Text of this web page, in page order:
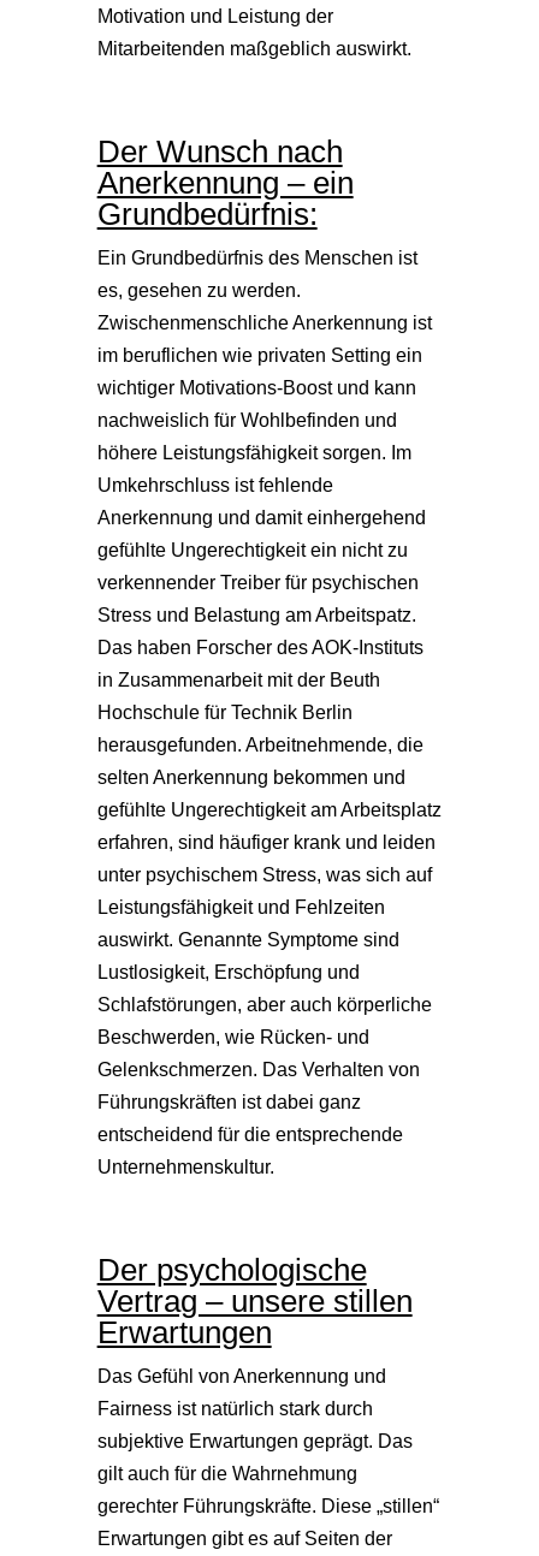
Motivation und Leistung der
Mitarbeitenden maßgeblich auswirkt.
Der Wunsch nach
Anerkennung – ein
Grundbedürfnis:
Ein Grundbedürfnis des Menschen ist
es, gesehen zu werden.
Zwischenmenschliche Anerkennung ist
im beruflichen wie privaten Setting ein
wichtiger Motivations-Boost und kann
nachweislich für Wohlbefinden und
höhere Leistungsfähigkeit sorgen. Im
Umkehrschluss ist fehlende
Anerkennung und damit einhergehend
gefühlte Ungerechtigkeit ein nicht zu
verkennender Treiber für psychischen
Stress und Belastung am Arbeitspatz.
Das haben Forscher des AOK-Instituts
in Zusammenarbeit mit der Beuth
Hochschule für Technik Berlin
herausgefunden. Arbeitnehmende, die
selten Anerkennung bekommen und
gefühlte Ungerechtigkeit am Arbeitsplatz
erfahren, sind häufiger krank und leiden
unter psychischem Stress, was sich auf
Leistungsfähigkeit und Fehlzeiten
auswirkt. Genannte Symptome sind
Lustlosigkeit, Erschöpfung und
Schlafstörungen, aber auch körperliche
Beschwerden, wie Rücken- und
Gelenkschmerzen. Das Verhalten von
Führungskräften ist dabei ganz
entscheidend für die entsprechende
Unternehmenskultur.
Der psychologische
Vertrag – unsere stillen
Erwartungen
Das Gefühl von Anerkennung und
Fairness ist natürlich stark durch
subjektive Erwartungen geprägt. Das
gilt auch für die Wahrnehmung
gerechter Führungskräfte. Diese „stillen“
Erwartungen gibt es auf Seiten der